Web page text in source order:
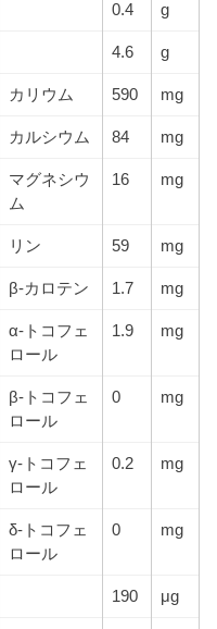
0.4 g
4.6 g
カリウム 590 mg
カルシウム 84 mg
マグネシウ
ム
16 mg
リン 59 mg
β-カロテン 1.7 mg
α-トコフェ
ロール
1.9 mg
β-トコフェ
ロール
0 mg
γ-トコフェ
ロール
0.2 mg
δ-トコフェ
ロール
0 mg
190 μg